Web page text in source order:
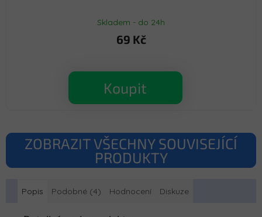
Skladem - do 24h
69 Kč
Koupit
ZOBRAZIT VŠECHNY SOUVISEJÍCÍ
PRODUKTY
Popis Podobné (4) Hodnocení Diskuze